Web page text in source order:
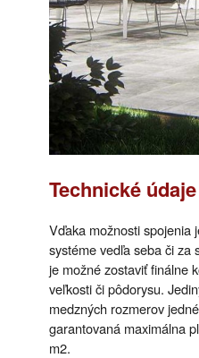
Technické
Vďaka možnosti spojenia
systéme vedľa seba či za
je možné zostaviť finálne
veľkosti či pôdorysu.
medzných rozmerov
garantovaná maximálna
m2.